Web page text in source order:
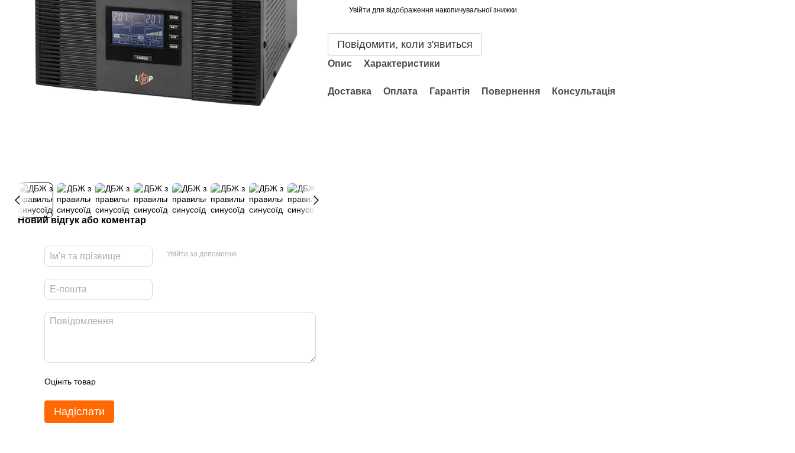
Новий відгук або коментар
Увійти за допомогою
Оцініть товар
Надіслати
Увійти для відображення накопичувальної знижки
Повідомити, коли з'явиться
Опис Характеристики
Доставка Оплата Гарантія Повернення Консультація